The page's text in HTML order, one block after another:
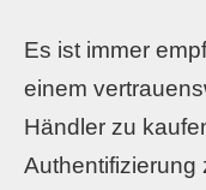
Es ist immer
einem
Händler zu
Authentifizierung